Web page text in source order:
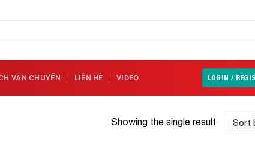
VẬN CHUYỂN LIÊN HỆ VIDEO LOGIN /
Showing the single result